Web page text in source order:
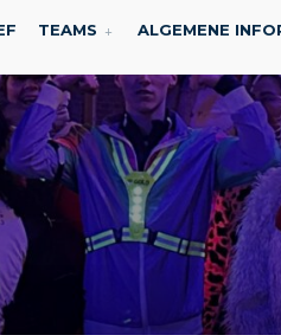
TEAMS ALGEMENE